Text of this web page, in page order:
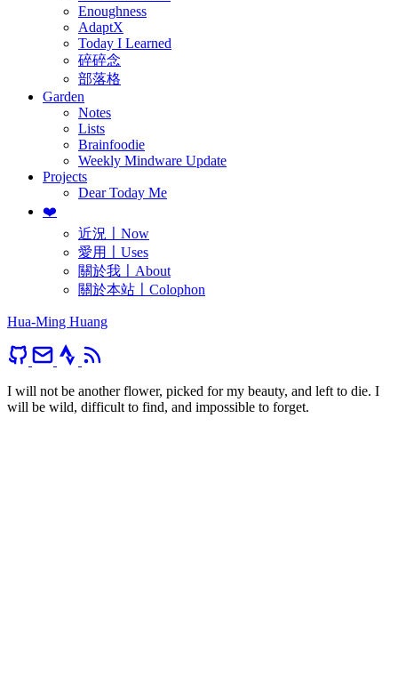
Enoughness
AdaptX
Today I Learned
碎碎念
部落格
Garden
Notes
Lists
Brainfoodie
Weekly Mindware Update
Projects
Dear Today Me
❤️
近況〡Now
愛用〡Uses
關於我〡About
關於本站〡Colophon
Hua-Ming Huang
I will not be another flower, picked for my beauty, and left to die. I
will be wild, difficult to find, and impossible to forget.